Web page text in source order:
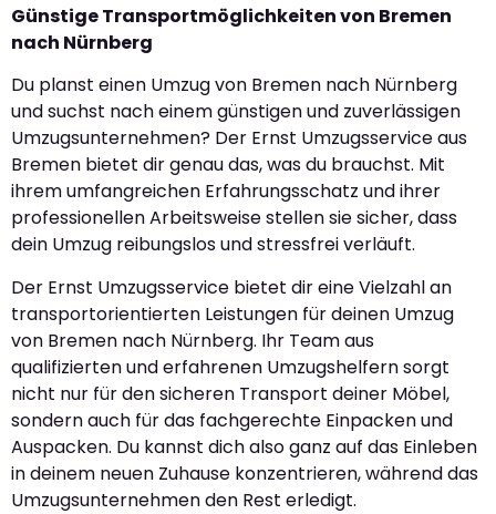
Günstige Transportmöglichkeiten von Bremen
nach Nürnberg
Du planst einen Umzug von Bremen nach Nürnberg
und suchst nach einem günstigen und zuverlässigen
Umzugsunternehmen? Der Ernst Umzugsservice aus
Bremen bietet dir genau das, was du brauchst. Mit
ihrem umfangreichen Erfahrungsschatz und ihrer
professionellen Arbeitsweise stellen sie sicher, dass
dein Umzug reibungslos und stressfrei verläuft.
Der Ernst Umzugsservice bietet dir eine Vielzahl an
transportorientierten Leistungen für deinen Umzug
von Bremen nach Nürnberg. Ihr Team aus
qualifizierten und erfahrenen Umzugshelfern sorgt
nicht nur für den sicheren Transport deiner Möbel,
sondern auch für das fachgerechte Einpacken und
Auspacken. Du kannst dich also ganz auf das Einleben
in deinem neuen Zuhause konzentrieren, während das
Umzugsunternehmen den Rest erledigt.